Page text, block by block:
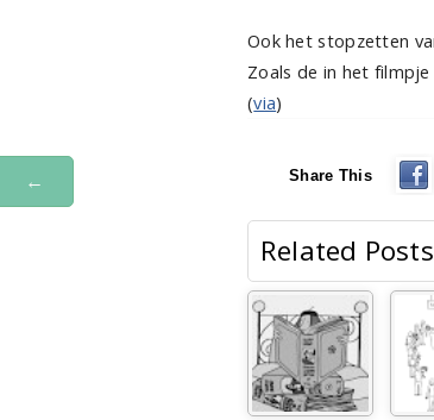
Ook het stopzetten
Zoals de in het
(via)
Share This
Related Posts
←